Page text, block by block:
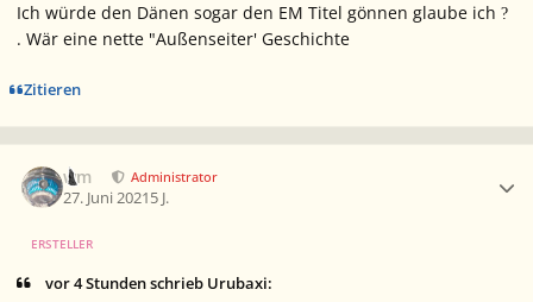
Ich würde den Dänen sogar den EM Titel gönnen glaube ich ?
. Wär eine nette "Außenseiter' Geschichte
Zitieren
wm Administrator
27. Juni 20215 J.
ERSTELLER
vor 4 Stunden schrieb Urubaxi: